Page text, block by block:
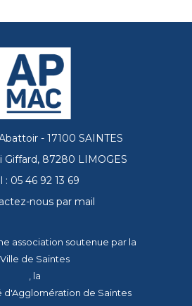
- 17100 SAINTES
Giffard, 87280 LIMOGES
: 05 46 92 13 69
nous par mail
association soutenue par la
Ville de Saintes
, la
d'Agglomération de Saintes